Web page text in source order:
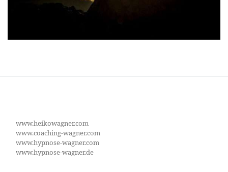
www.heikowagner.com
www.coaching-wagner.com
www.hypnose-wagner.com
www.hypnose-wagner.de